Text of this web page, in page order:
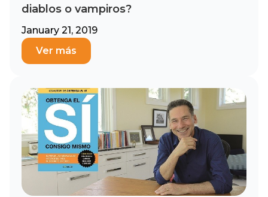
diablos o vampiros?
January 21, 2019
Ver más